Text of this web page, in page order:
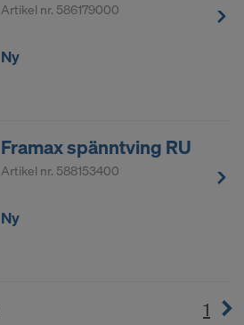
Artikel nr. 586179000
Ny
Framax spänntving RU
Artikel nr. 588153400
Ny
1